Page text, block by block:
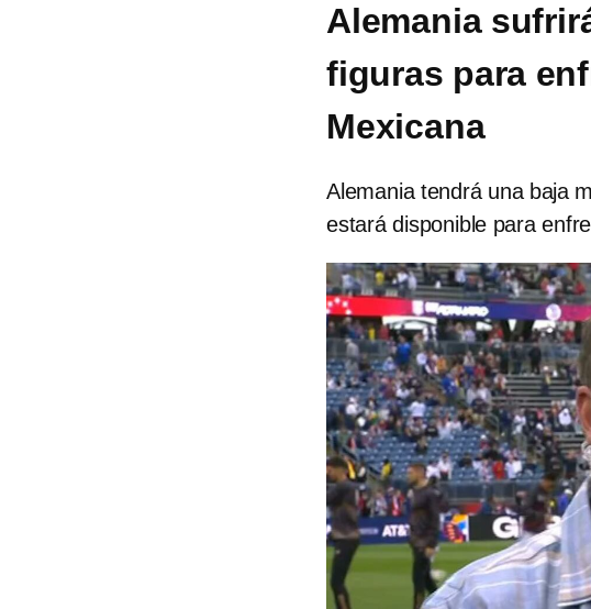
Alemania
figuras para
Mexicana
Alemania tendrá una baja
estará disponible para